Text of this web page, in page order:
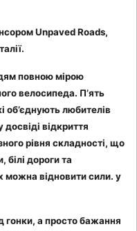
Unpaved Roads,
повною мірою
велосипеда. П’ять
об’єднують любителів
відкриття
рівня складності, що
дороги та
можна відновити сили. у
гонки, а просто бажання